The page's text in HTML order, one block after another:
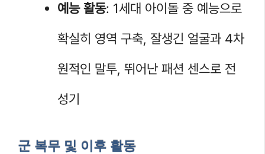
예능 활동: 1세대 아이돌 중 예능으로
확실히 영역 구축, 잘생긴 얼굴과 4차
원적인 말투, 뛰어난 패션 센스로 전
성기
군 복무 및 이후 활동